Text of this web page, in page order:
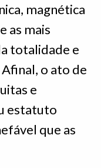
magnética
as mais
totalidade e
o ato de
e
estatuto
que as